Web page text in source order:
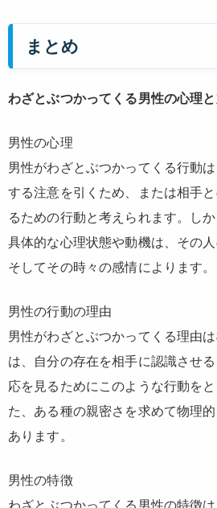
まとめ
わざとぶつかってくる男性の心理
男性の心理
男性がわざとぶつかってくる行動
する注意を引くため、または相手
るための行動と考えられます。し
具体的な心理状態や動機は、その人
そしてその時々の感情によります。
男性の行動の理由
男性がわざとぶつかってくる理由
は、自分の存在を相手に認識させ
応を見るためにこのような行動を
た、ある種の親密さを求めて物理
あります。
男性の特徴